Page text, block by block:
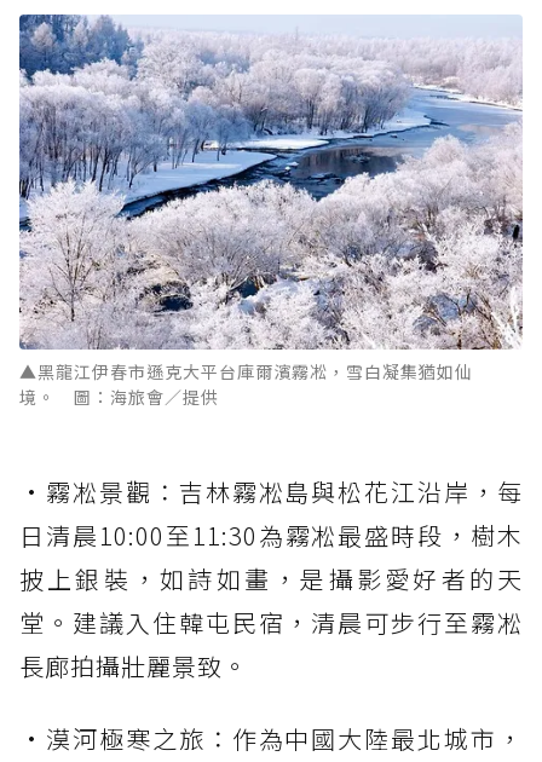
▲黑龍江伊春市遜克大平台庫爾濱霧凇，雪白凝集猶如仙
境。 圖：海旅會／提供
•霧凇景觀：吉林霧凇島與松花江沿岸，每
日清晨10:00至11:30為霧凇最盛時段，樹木
披上銀裝，如詩如畫，是攝影愛好者的天
堂。建議入住韓屯民宿，清晨可步行至霧凇
長廊拍攝壯麗景致。
•漠河極寒之旅：作為中國大陸最北城市，